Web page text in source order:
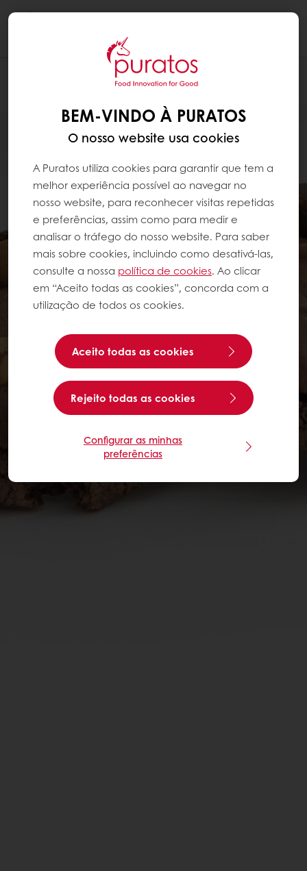
BEM-VINDO À PURATOS
O nosso website usa cookies
A Puratos utiliza cookies para garantir que tem a
melhor experiência possível ao navegar no
nosso website, para reconhecer visitas repetidas
e preferências, assim como para medir e
analisar o tráfego do nosso website. Para saber
mais sobre cookies, incluindo como desativá-las,
consulte a nossa política de cookies. Ao clicar
em “Aceito todas as cookies”, concorda com a
utilização de todos os cookies.
Aceito todas as cookies
Rejeito todas as cookies
Configurar as minhas
preferências